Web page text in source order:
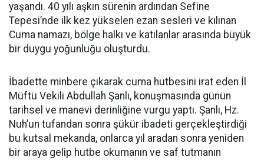
yaşandı. 40 yılı aşkın sürenin ardından Sefine
Tepesi’nde ilk kez yükselen ezan sesleri ve kılınan
Cuma namazı, bölge halkı ve katılanlar arasında büyük
bir duygu yoğunluğu oluşturdu.
İbadette minbere çıkarak cuma hutbesini irat eden İl
Müftü Vekili Abdullah Şanlı, konuşmasında günün
tarihsel ve manevi derinliğine vurgu yaptı. Şanlı, Hz.
Nuh’un tufandan sonra şükür ibadeti gerçekleştirdiği
bu kutsal mekanda, onlarca yıl aradan sonra yeniden
bir araya gelip hutbe okumanın ve saf tutmanın